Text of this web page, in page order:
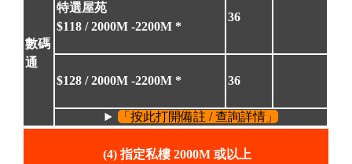
數碼
通
特選屋苑
$118 /2000M -2200M *
36
$128 / 2000M -2200M * 36
「按此打開備註 / 查詢詳情」
(4) 指定私樓 2000M 或以上